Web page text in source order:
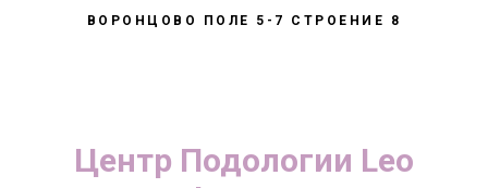
ВОРОНЦОВО ПОЛЕ 5-7 СТРОЕНИЕ 8
Центр Подологии Leo